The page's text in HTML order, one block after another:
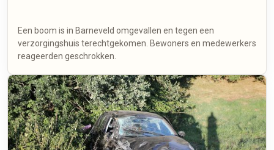
Een boom is in Barneveld omgevallen en tegen een
verzorgingshuis terechtgekomen. Bewoners en medewerkers
reageerden geschrokken.